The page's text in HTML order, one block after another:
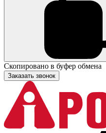
Скопировано в буфер обмена
Заказать звонок